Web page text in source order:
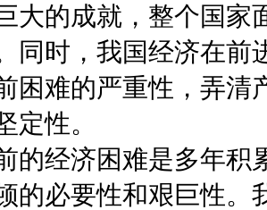
大的成就，整个国家
同时，我国经济在前
困难的严重性，弄清
定性。
的经济困难是多年
的必要性和艰巨性。